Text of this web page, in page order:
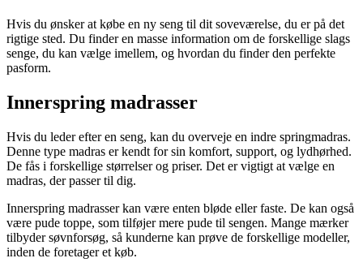
Hvis du ønsker at købe en ny seng til dit soveværelse, du er på det
rigtige sted. Du finder en masse information om de forskellige slags
senge, du kan vælge imellem, og hvordan du finder den perfekte
pasform.
Innerspring madrasser
Hvis du leder efter en seng, kan du overveje en indre springmadras.
Denne type madras er kendt for sin komfort, support, og lydhørhed.
De fås i forskellige størrelser og priser. Det er vigtigt at vælge en
madras, der passer til dig.
Innerspring madrasser kan være enten bløde eller faste. De kan også
være pude toppe, som tilføjer mere pude til sengen. Mange mærker
tilbyder søvnforsøg, så kunderne kan prøve de forskellige modeller,
inden de foretager et køb.